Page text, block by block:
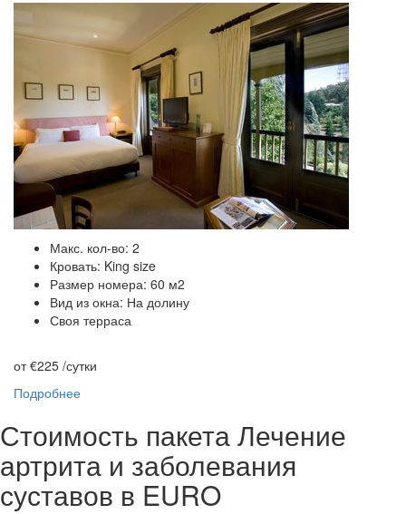
Макс. кол-во: 2
Кровать: King size
Размер номера: 60 м2
Вид из окна: На долину
Своя терраса
от €225 /сутки
Подробнее
Стоимость пакета Лечение
артрита и заболевания
суставов в EURO